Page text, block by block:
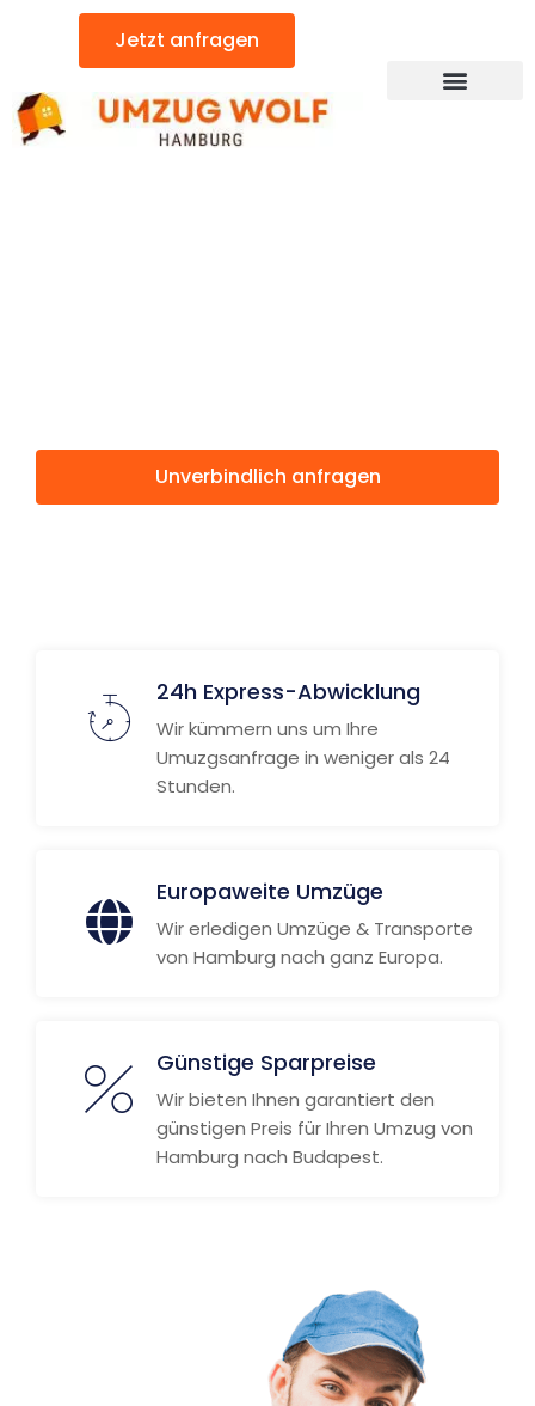
Jetzt anfragen
Unverbindlich anfragen
24h Express-Abwicklung
Wir kümmern uns um Ihre
Umuzgsanfrage in weniger als 24
Stunden.
Europaweite Umzüge
Wir erledigen Umzüge & Transporte
von Hamburg nach ganz Europa.
Günstige Sparpreise
Wir bieten Ihnen garantiert den
günstigen Preis für Ihren Umzug von
Hamburg nach Budapest.